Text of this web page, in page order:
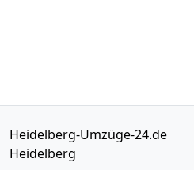
Heidelberg-Umzüge-24.de
Heidelberg